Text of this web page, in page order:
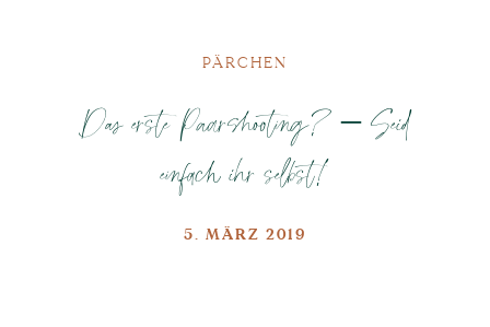
PÄRCHEN
Das erste Paarshooting? – Seid
einfach ihr selbst!
5. MÄRZ 2019